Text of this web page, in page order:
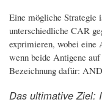
Eine mögliche
unterschiedliche CAR
exprimieren, wobei eine
wenn beide Antigene
Bezeichnung dafür:
Das ultimative Ziel: